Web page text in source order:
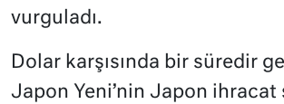
vurguladı.
Dolar karşısında bir süredir
Japon Yeni’nin Japon